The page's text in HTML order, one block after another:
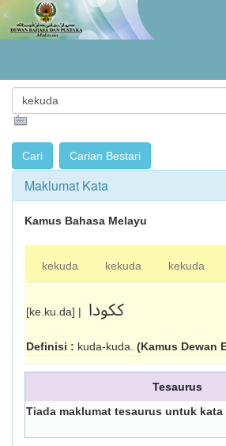
Maklumat Kata
Kamus Bahasa Melayu
kekuda kekuda kekuda
[ke.ku.da] | ککودا
Definisi : kuda-kuda. (Kamus Dewan
Tesaurus
Tiada maklumat tesaurus untuk kata